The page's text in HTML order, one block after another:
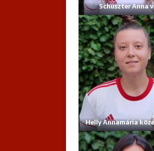
Schuszter Anna
Helly Annamária